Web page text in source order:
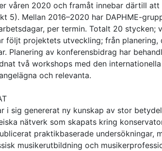
våren 2020 och framåt innebar därtill att
5). Mellan 2016–2020 har DAPHME-
per termin. Totalt 20 stycken;
följt projektets utveckling; från planering,
Planering av konferensbidrag har
två workshops med den
och relevanta.
i sig genererat ny kunskap av stor
nätverk som skapats kring
praktikbaserade undersökningar,
musikerutbildning och